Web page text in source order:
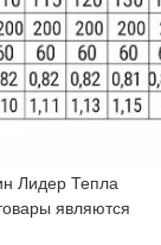
Лидер Тепла
являются